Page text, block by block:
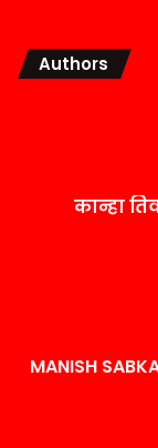
Authors
कान्हा
MANISH